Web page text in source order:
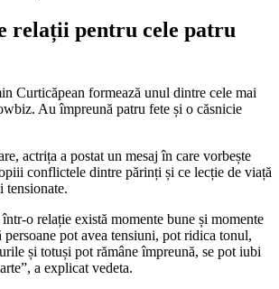
relații pentru cele patru
Curticăpean formează unul dintre cele mai
Au împreună patru fete și o căsnicie
actrița a postat un mesaj în care vorbește
conflictele dintre părinți și ce lecție de viață
tensionate.
o relație există momente bune și momente
pot avea tensiuni, pot ridica tonul,
și totuși pot rămâne împreună, se pot iubi
a explicat vedeta.